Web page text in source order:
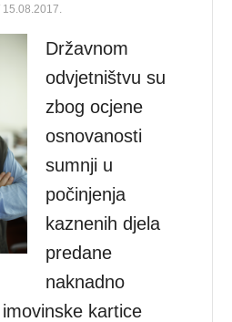
15.08.2017.
Državnom
odvjetništvu su
zbog ocjene
osnovanosti
sumnji u
počinjenja
kaznenih djela
predane
naknadno
imovinske kartice